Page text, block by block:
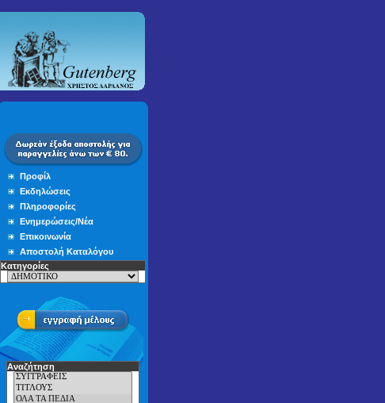
Προφίλ
Εκδηλώσεις
Πληροφορίες
Ενημερώσεις/Νέα
Επικοινωνία
Αποστολή Καταλόγου
Κατηγορίες
Αναζήτηση